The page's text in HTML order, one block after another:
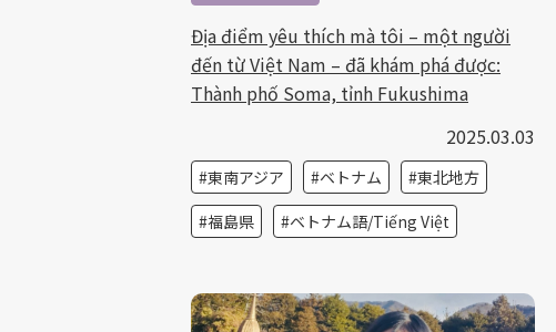
Địa điểm yêu thích mà tôi – một người
đến từ Việt Nam – đã khám phá được:
Thành phố Soma, tỉnh Fukushima
2025.03.03
東南アジア ベトナム
東北地方
福島県
ベトナム語/Tiếng Việt